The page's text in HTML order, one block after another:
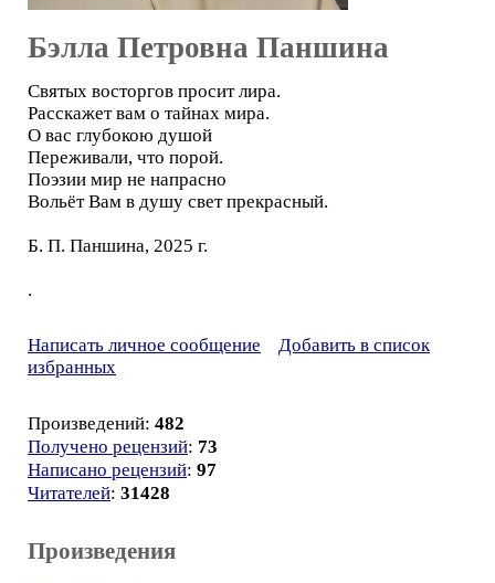
Бэлла Петровна Паншина
Святых восторгов просит лира.
Расскажет вам о тайнах мира.
О вас глубокою душой
Переживали, что порой.
Поэзии мир не напрасно
Вольёт Вам в душу свет прекрасный.
Б. П. Паншина, 2025 г.
.
Написать личное сообщение
Добавить в список
избранных
Произведений: 482
Получено рецензий: 73
Написано рецензий: 97
Читателей: 31428
Произведения